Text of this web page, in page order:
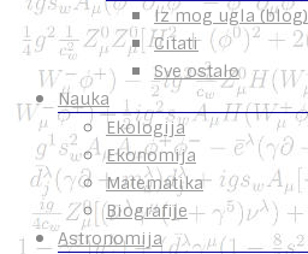
Iz mog ugla (blog)
Citati
Sve ostalo
Nauka
Ekologija
Ekonomija
Matematika
Biografije
Astronomija